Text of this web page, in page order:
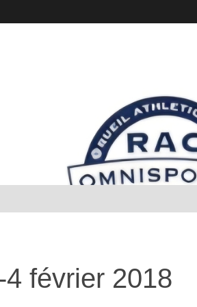
février 2018